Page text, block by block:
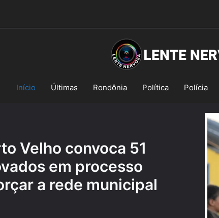
Início Últimas Rondônia Política Polícia
Velho convoca 51
em processo
a rede municipal